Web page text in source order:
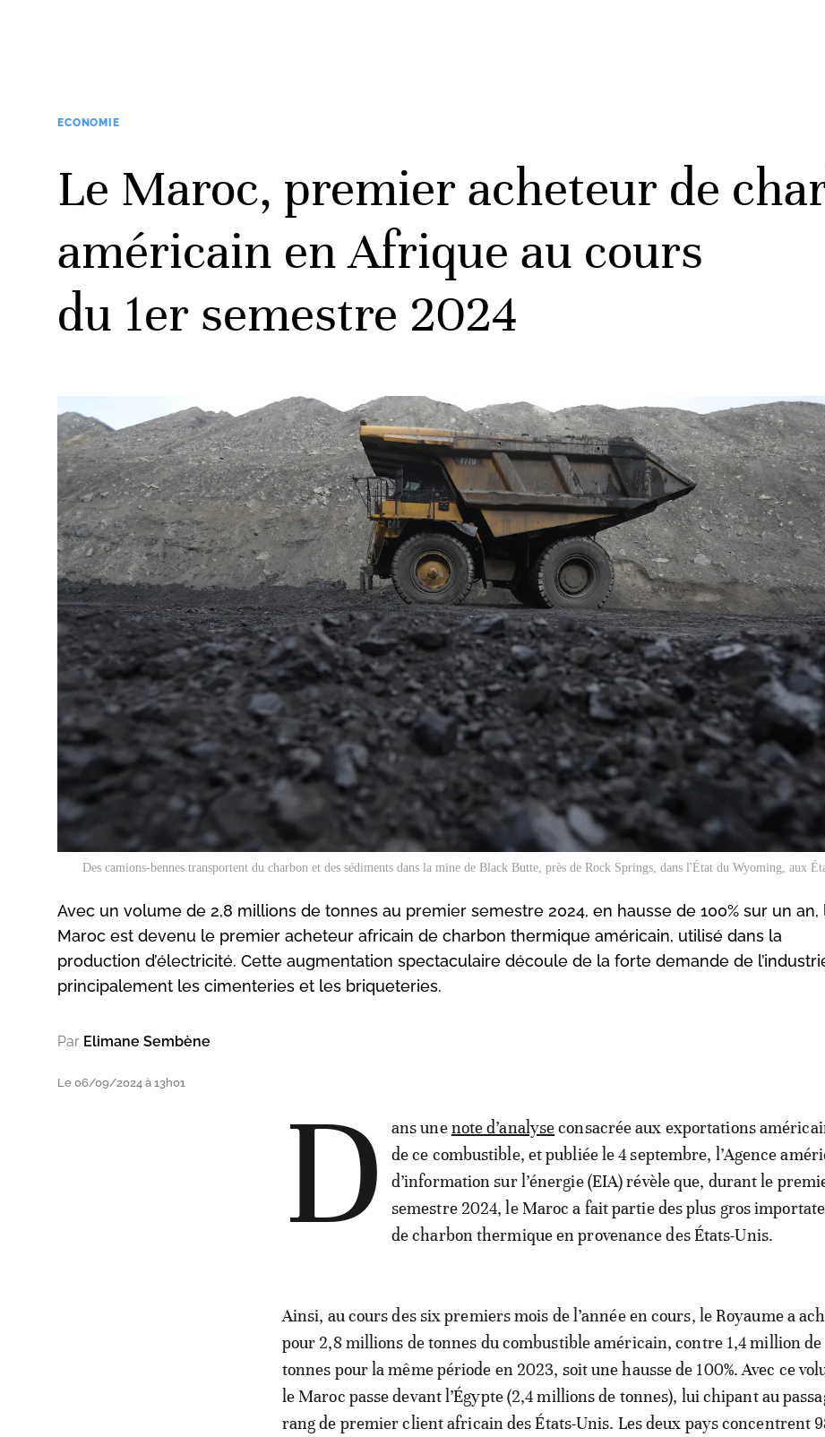
ECONOMIE
Le Maroc, premier acheteur de
américain en Afrique au cours
du 1er semestre 2024
Des camions-bennes transportent du charbon et des sédiments dans la mine de Black Butte, près de Rock Springs, dans l'État du Wyoming, aux
Avec un volume de 2,8 millions de tonnes au premier semestre 2024, en hausse de 100% sur un an,
Maroc est devenu le premier acheteur africain de charbon thermique américain, utilisé dans la
production d’électricité. Cette augmentation spectaculaire découle de la forte demande de
principalement les cimenteries et les briqueteries.
Par Elimane Sembène
Le 06/09/2024 à 13h01 D ans unenote d’analyseconsacrée aux exportations
de ce combustible, et publiée le 4 septembre, l’Agence
d’information sur l’énergie (EIA) révèle que, durant le
semestre 2024, le Maroc a fait partie des plus gros
de charbon thermique en provenance des États-Unis.
Ainsi, au cours des six premiers mois de l’année en cours, le Royaume a
pour 2,8 millions de tonnes du combustible américain, contre 1,4 million de
tonnes pour la même période en 2023, soit une hausse de 100%. Avec ce
le Maroc passe devant l’Égypte (2,4 millions de tonnes), lui chipant au
rang de premier client africain des États-Unis. Les deux pays concentrent